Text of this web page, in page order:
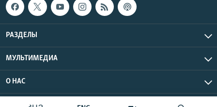
РАЗДЕЛЫ
МУЛЬТИМЕДИА
О НАС